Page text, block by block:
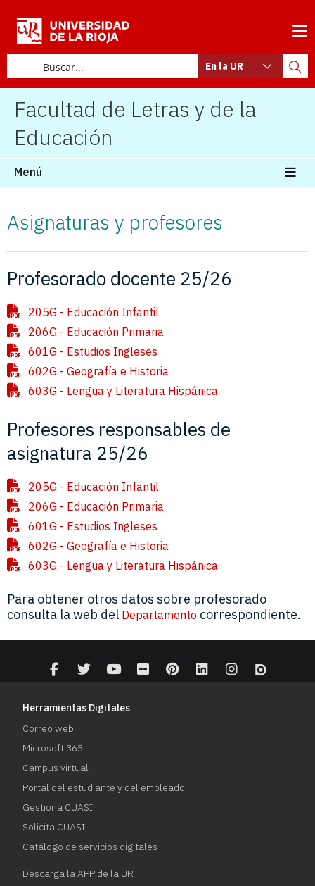
En la UR
Facultad de Letras y de la
Educación
Menú
Asignaturas y profesores
Profesorado docente 25/26
205G - Educación Infantil
206G - Educación Primaria
601G - Estudios Ingleses
602G - Geografía e Historia
603G - Lengua y Literatura Hispánica
Profesores responsables de
asignatura 25/26
205G - Educación Infantil
206G - Educación Primaria
601G - Estudios Ingleses
602G - Geografía e Historia
603G - Lengua y Literatura Hispánica
Para obtener otros datos sobre profesorado
consulta la web del Departamento correspondiente.
Herramientas Digitales
Correo web
Microsoft 365
Campus virtual
Portal del estudiante y del empleado
Gestiona CUASI
Solicita CUASI
Catálogo de servicios digitales
Descarga la APP de la UR